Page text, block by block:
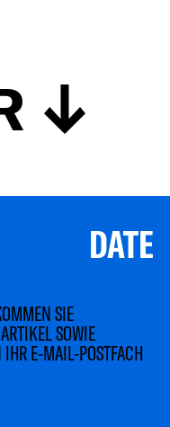
SIE
SOWIE
E-MAIL-POSTFACH